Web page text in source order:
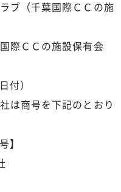
ブ（千葉国際ＣＣの施
際ＣＣの施設保有会
）
は商号を下記のとおり
】